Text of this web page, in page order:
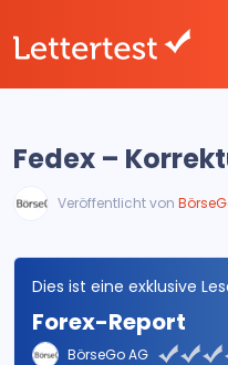
Fedex –
Veröffentlicht von
Dies ist eine exklusive
Forex-Report
BörseGo AG